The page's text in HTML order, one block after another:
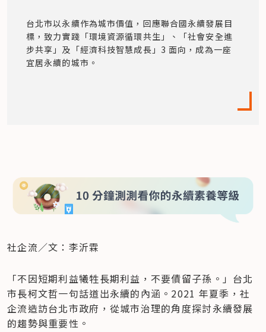
台北市以永續作為城市價值，回應聯合國永續發展目
標，致力實踐「環境資源循環共生」、「社會安全進
步共享」及「經濟科技智慧成長」3 面向，成為一座
宜居永續的城市。
社企流／文：李沂霖
「不因短期利益犧牲長期利益，不要債留子孫。」台北
市長柯文哲一句話道出永續的內涵。2021 年夏季，社
企流造訪台北市政府，從城市治理的角度探討永續發展
的趨勢與重要性。